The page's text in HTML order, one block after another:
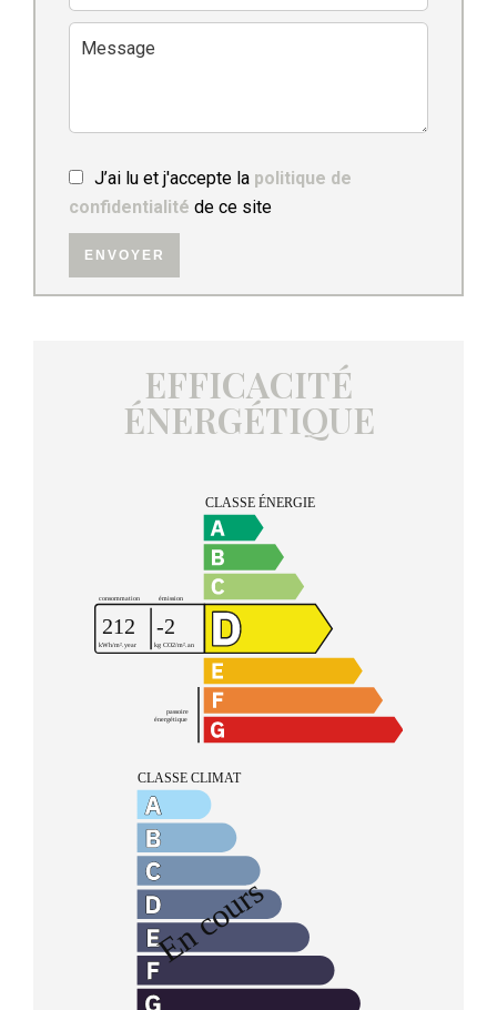
J’ai lu et j'accepte la politique de
confidentialité de ce site
ENVOYER
EFFICACITÉ
ÉNERGÉTIQUE